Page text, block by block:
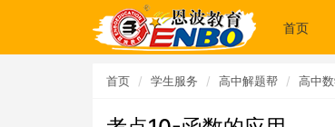
首页
首页 学生服务 高中解题帮 高中